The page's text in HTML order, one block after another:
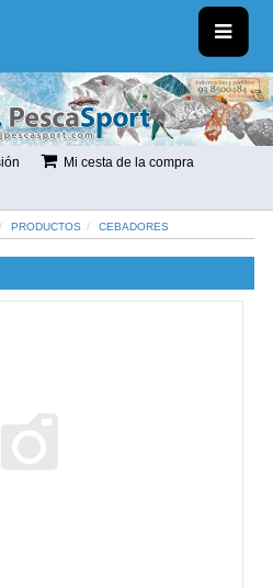
Mi cesta de la compra
PRODUCTOS CEBADORES